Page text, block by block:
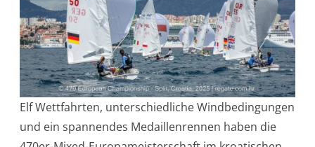
Elf Wettfahrten, unterschiedliche Windbedingungen
und ein spannendes Medaillenrennen haben die